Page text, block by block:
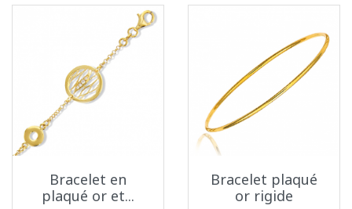
Bracelet en
plaqué or et...
Bracelet plaqué
or rigide